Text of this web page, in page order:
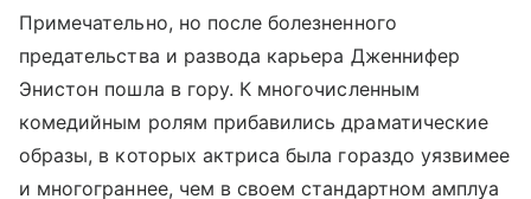
Примечательно, но после болезненного
предательства и развода карьера Дженнифер
Энистон пошла в гору. К многочисленным
комедийным ролям прибавились драматические
образы, в которых актриса была гораздо уязвимее
и многограннее, чем в своем стандартном амплуа